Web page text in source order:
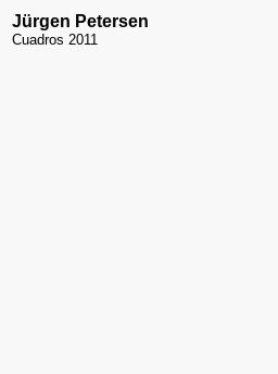
Jürgen Petersen
Cuadros 2011